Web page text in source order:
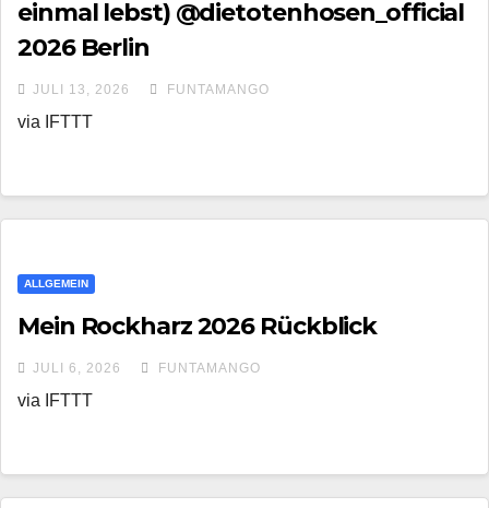
einmal lebst) @dietotenhosen_official
2026 Berlin
JULI 13, 2026 FUNTAMANGO
via IFTTT
ALLGEMEIN
Mein Rockharz 2026 Rückblick
JULI 6, 2026 FUNTAMANGO
via IFTTT